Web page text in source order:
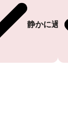
静かに過